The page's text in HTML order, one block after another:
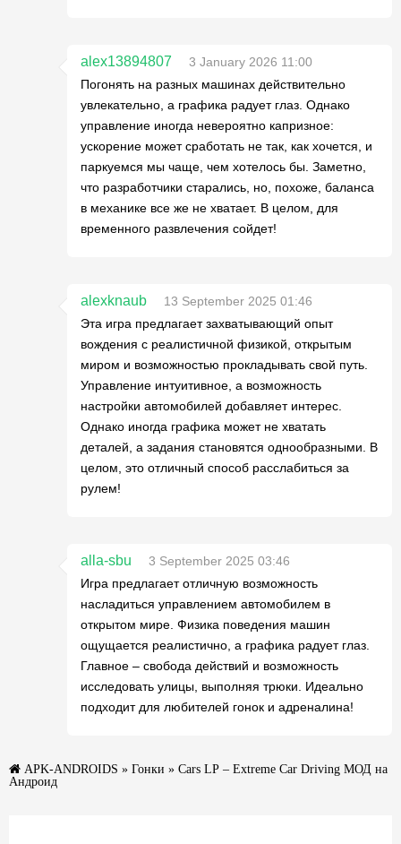
alex13894807
3 January 2026 11:00
Погонять на разных машинах действительно
увлекательно, а графика радует глаз. Однако
управление иногда невероятно капризное:
ускорение может сработать не так, как хочется, и
паркуемся мы чаще, чем хотелось бы. Заметно,
что разработчики старались, но, похоже, баланса
в механике все же не хватает. В целом, для
временного развлечения сойдет!
alexknaub
13 September 2025 01:46
Эта игра предлагает захватывающий опыт
вождения с реалистичной физикой, открытым
миром и возможностью прокладывать свой путь.
Управление интуитивное, а возможность
настройки автомобилей добавляет интерес.
Однако иногда графика может не хватать
деталей, а задания становятся однообразными. В
целом, это отличный способ расслабиться за
рулем!
alla-sbu
3 September 2025 03:46
Игра предлагает отличную возможность
насладиться управлением автомобилем в
открытом мире. Физика поведения машин
ощущается реалистично, а графика радует глаз.
Главное – свобода действий и возможность
исследовать улицы, выполняя трюки. Идеально
подходит для любителей гонок и адреналина!
APK-ANDROIDS » Гонки » Cars LP – Extreme Car Driving МОД на
Андроид